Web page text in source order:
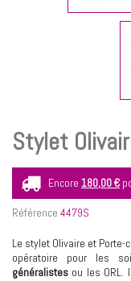
Stylet
Encore 180,00 €
Référence 4479S
Le stylet Olivaire et
opératoire pour les
généralistes ou les